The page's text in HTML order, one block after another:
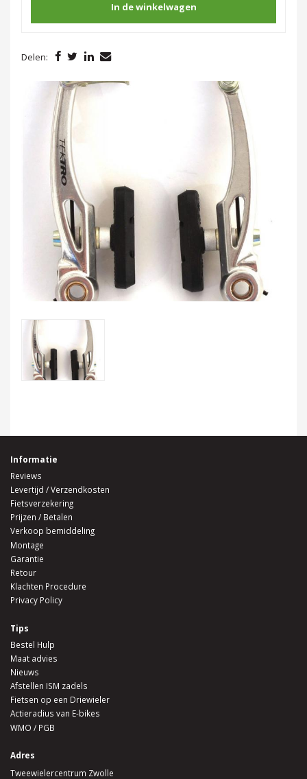
In de winkelwagen
Delen:
Informatie
Reviews
Levertijd / Verzendkosten
Fietsverzekering
Prijzen / Betalen
Verkoop bemiddeling
Montage
Garantie
Retour
Klachten Procedure
Privacy Policy
Tips
Bestel Hulp
Maat advies
Nieuws
Afstellen ISM zadels
Fietsen op een Driewieler
Actieradius van E-bikes
WMO / PGB
Adres
Tweewielercentrum Zwolle